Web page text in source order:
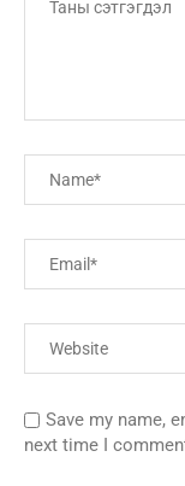
Save my name,
next time I